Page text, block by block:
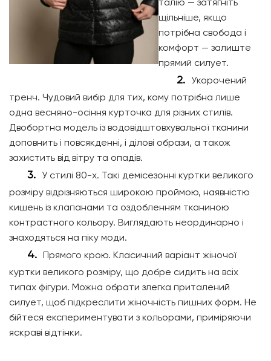
щільніше, якщо
потрібна свобода і
комфорт — залиште
прямий силует.
Укорочений
тренч. Чудовий вибір для тих, кому потрібна лише
одна весняно-осіння курточка для різних стилів.
Двобортна модель із водовідштовхувальної тканини
доповнить і повсякденні, і ділові образи, а також
захистить від вітру та опадів.
У стилі 80-х. Такі демісезонні куртки великого
розміру відрізняються широкою проймою, наявністю
кишень із клапанами та оздобленням тканиною
контрастного кольору. Виглядають неординарно і
знаходяться на піку моди.
Прямого крою. Класичний варіант жіночої
куртки великого розміру, що добре сидить на всіх
типах фігури. Можна обрати злегка приталений
силует, щоб підкреслити жіночність пишних форм. Не
бійтеся експериментувати з кольорами, приміряючи
яскраві відтінки.